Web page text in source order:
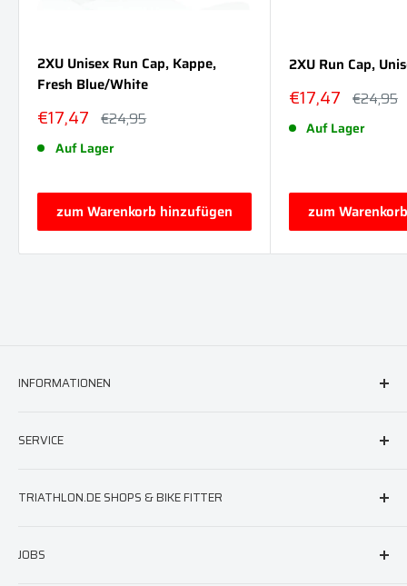
2XU Unisex Run Cap, Kappe,
Fresh Blue/White
Sonderpreis
€17,47 Normalpreis
€24,95
Auf Lager
zum Warenkorb hinzufügen
2XU Run Cap,
Sonderpreis
€17,47 €24,95
Auf Lager
zum
INFORMATIONEN
AGB
Widerruf
Datenschutz
SERVICE
Neoprenberatung
Neoprenreparatur
TRIATHLON.DE SHOPS & BIKE FITTER
München
JOBS